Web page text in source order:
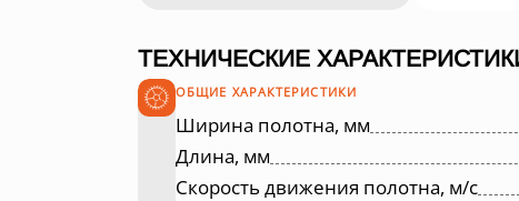
ТЕХНИЧЕСКИЕ
ОБЩИЕ ХАРАКТЕРИСТИКИ
Ширина полотна, мм
Длина, мм
Скорость движения полотна, м/с